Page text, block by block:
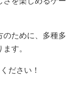
のために、多種多
す。
ださい！